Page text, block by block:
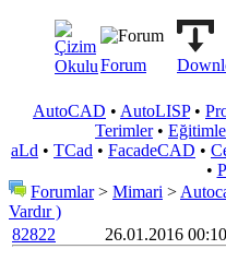
Forum
AutoCAD • AutoLISP•
Terimler•
aLd • TCad • FacadeCAD •
•
Forumlar> Mimari >
Vardır )
82822
26.01.2016